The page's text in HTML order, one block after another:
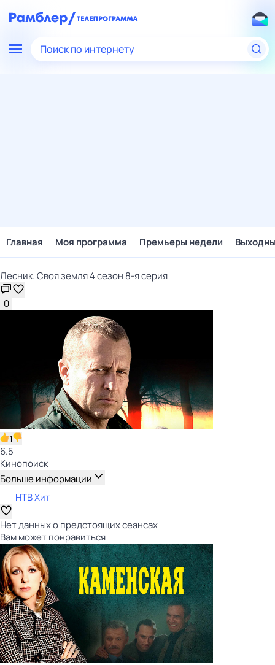
Поиск по интернету
Главная Моя программа Премьеры недели
Лесник. Своя земля 4 сезон 8-я серия
0
1
6.5
Кинопоиск
Больше информации
НТВ Хит
Нет данных о предстоящих сеансах
Вам может понравиться